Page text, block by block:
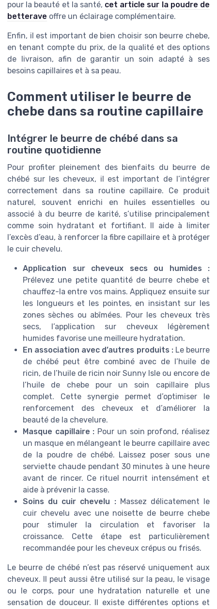
pour la beauté et la santé, cet article sur la poudre de
betterave offre un éclairage complémentaire.
Enfin, il est important de bien choisir son beurre chebe,
en tenant compte du prix, de la qualité et des options
de livraison, afin de garantir un soin adapté à ses
besoins capillaires et à sa peau.
Comment utiliser le beurre de
chebe dans sa routine capillaire
Intégrer le beurre de chébé dans sa
routine quotidienne
Pour profiter pleinement des bienfaits du beurre de
chébé sur les cheveux, il est important de l’intégrer
correctement dans sa routine capillaire. Ce produit
naturel, souvent enrichi en huiles essentielles ou
associé à du beurre de karité, s’utilise principalement
comme soin hydratant et fortifiant. Il aide à limiter
l’excès d’eau, à renforcer la fibre capillaire et à protéger
le cuir chevelu.
Application sur cheveux secs ou humides :
Prélevez une petite quantité de beurre chebe et
chauffez-la entre vos mains. Appliquez ensuite sur
les longueurs et les pointes, en insistant sur les
zones sèches ou abîmées. Pour les cheveux très
secs, l’application sur cheveux légèrement
humides favorise une meilleure hydratation.
En association avec d’autres produits :Le beurre
de chébé peut être combiné avec de l’huile de
ricin, de l’huile de ricin noir Sunny Isle ou encore de
l’huile de chebe pour un soin capillaire plus
complet. Cette synergie permet d’optimiser le
renforcement des cheveux et d’améliorer la
beauté de la chevelure.
Masque capillaire : Pour un soin profond, réalisez
un masque en mélangeant le beurre capillaire avec
de la poudre de chébé. Laissez poser sous une
serviette chaude pendant 30 minutes à une heure
avant de rincer. Ce rituel nourrit intensément et
aide à prévenir la casse.
Soins du cuir chevelu :Massez délicatement le
cuir chevelu avec une noisette de beurre chebe
pour stimuler la circulation et favoriser la
croissance. Cette étape est particulièrement
recommandée pour les cheveux crépus ou frisés.
Le beurre de chébé n’est pas réservé uniquement aux
cheveux. Il peut aussi être utilisé sur la peau, le visage
ou le corps, pour une hydratation naturelle et une
sensation de douceur. Il existe différentes options et